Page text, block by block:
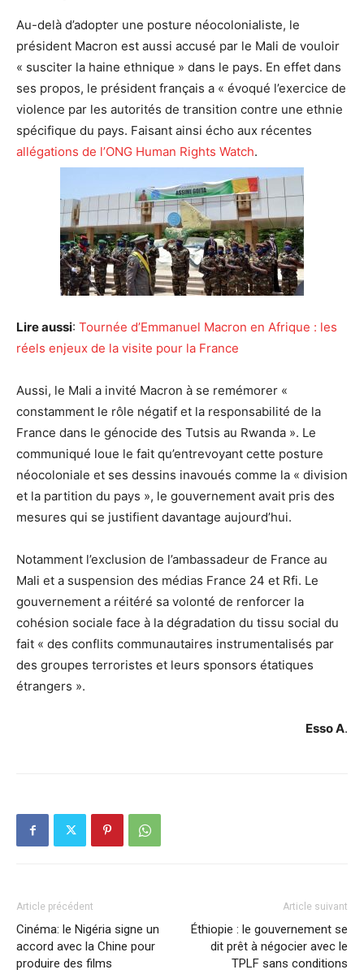
Au-delà d’adopter une posture néocolonialiste, le
président Macron est aussi accusé par le Mali de vouloir
« susciter la haine ethnique » dans le pays. En effet dans
ses propos, le président français a « évoqué l’exercice de
violence par les autorités de transition contre une ethnie
spécifique du pays. Faisant ainsi écho aux récentes
allégations de l’ONG Human Rights Watch.
Lire aussi: Tournée d’Emmanuel Macron en Afrique : les
réels enjeux de la visite pour la France
Aussi, le Mali a invité Macron à se remémorer «
constamment le rôle négatif et la responsabilité de la
France dans le génocide des Tutsis au Rwanda ». Le
communiqué loue le fait qu’entrevoyant cette posture
néocoloniale et ses dessins inavoués comme la « division
et la partition du pays », le gouvernement avait pris des
mesures qui se justifient davantage aujourd’hui.
Notamment l’exclusion de l’ambassadeur de France au
Mali et a suspension des médias France 24 et Rfi. Le
gouvernement a réitéré sa volonté de renforcer la
cohésion sociale face à la dégradation du tissu social du
fait « des conflits communautaires instrumentalisés par
des groupes terroristes et leurs sponsors étatiques
étrangers ».
Esso A.
Article précédent
Cinéma: le Nigéria signe un
accord avec la Chine pour
produire des films
Article suivant
Éthiopie : le gouvernement se
dit prêt à négocier avec le
TPLF sans conditions